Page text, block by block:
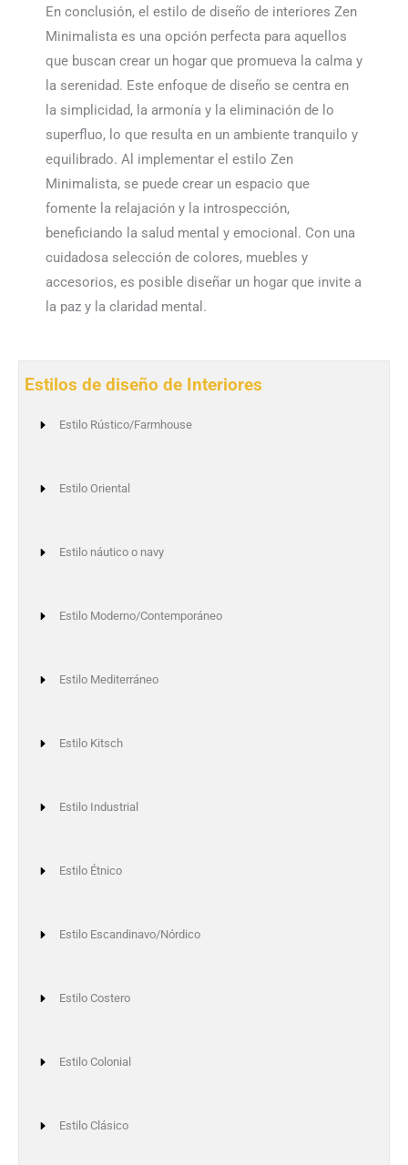
En conclusión, el estilo de diseño de interiores Zen
Minimalista es una opción perfecta para aquellos
que buscan crear un hogar que promueva la calma y
la serenidad. Este enfoque de diseño se centra en
la simplicidad, la armonía y la eliminación de lo
superfluo, lo que resulta en un ambiente tranquilo y
equilibrado. Al implementar el estilo Zen
Minimalista, se puede crear un espacio que
fomente la relajación y la introspección,
beneficiando la salud mental y emocional. Con una
cuidadosa selección de colores, muebles y
accesorios, es posible diseñar un hogar que invite a
la paz y la claridad mental.
Estilos de diseño de Interiores
Estilo Rústico/Farmhouse
Estilo Oriental
Estilo náutico o navy
Estilo Moderno/Contemporáneo
Estilo Mediterráneo
Estilo Kitsch
Estilo Industrial
Estilo Étnico
Estilo Escandinavo/Nórdico
Estilo Costero
Estilo Colonial
Estilo Clásico